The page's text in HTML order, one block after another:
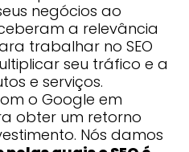
negócios ao
a relevância
trabalhar no SEO
seu tráfico e a
e serviços.
o Google em
obter um retorno
Nós damos